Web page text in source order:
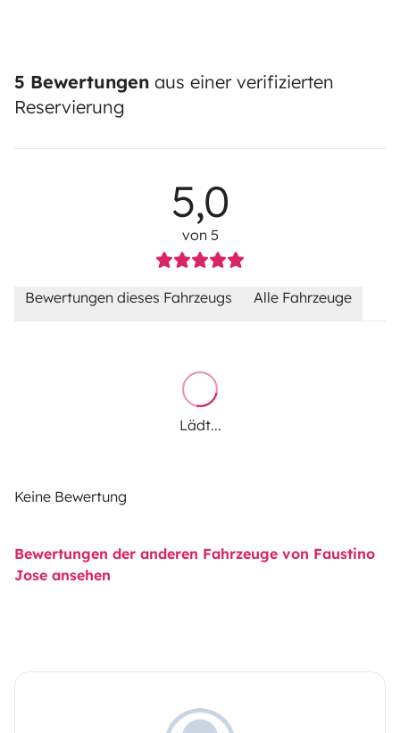
5 Bewertungen aus einer verifizierten
Reservierung
5,0
von 5
Bewertungen dieses Fahrzeugs Alle Fahrzeuge
Lädt...
Keine Bewertung
Bewertungen der anderen Fahrzeuge von Faustino
Jose ansehen